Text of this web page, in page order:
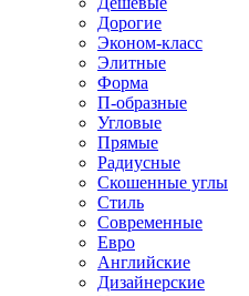
Дорогие
Эконом-класс
Элитные
Форма
П-образные
Угловые
Прямые
Радиусные
Скошенные углы
Стиль
Современные
Евро
Английские
Дизайнерские